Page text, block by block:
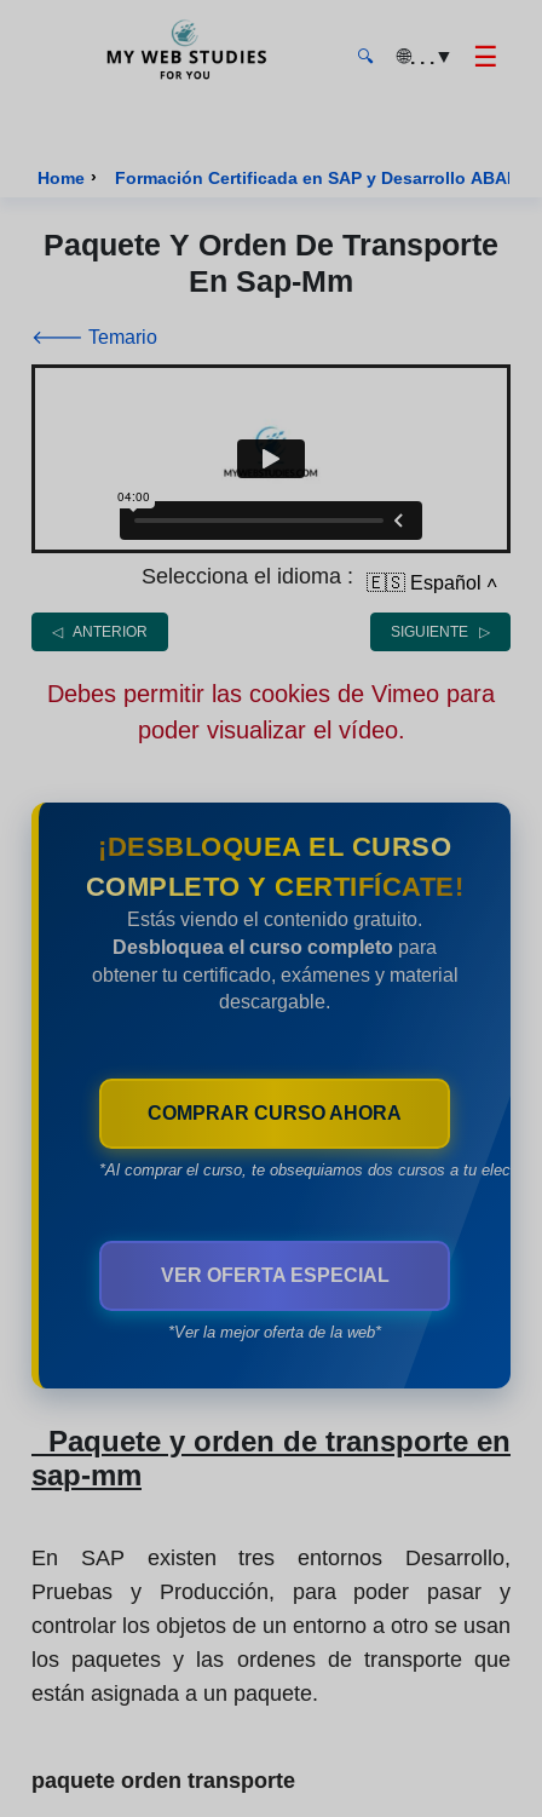
🔍 🌐. . .▼ ☰
Home › Formación Certificada en SAP y Desarrollo ABAP
Paquete Y Orden De Transporte
En Sap-Mm
🡐 Temario
Selecciona el idioma : 🇪🇸 Español ˄
◁ ANTERIOR SIGUIENTE ▷
Debes permitir las cookies de Vimeo para
poder visualizar el vídeo.
¡DESBLOQUEA EL CURSO
COMPLETO Y CERTIFÍCATE!
Estás viendo el contenido gratuito.
Desbloquea el curso completo para
obtener tu certificado, exámenes y material
descargable.
COMPRAR CURSO AHORA
*Al comprar el curso, te obsequiamos dos cursos a tu
VER OFERTA ESPECIAL
*Ver la mejor oferta de la web*
Paquete y orden de transporte en
sap-mm
En SAP existen tres entornos Desarrollo,
Pruebas y Producción, para poder pasar y
controlar los objetos de un entorno a otro se usan
los paquetes y las ordenes de transporte que
están asignada a un paquete.
paquete orden transporte